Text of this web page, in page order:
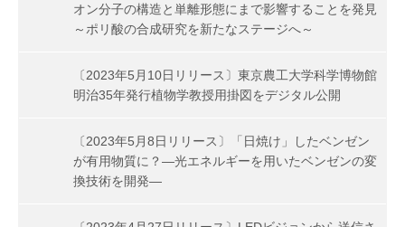
オン分子の構造と単離形態にまで影響することを発見
～ポリ酸の合成研究を新たなステージへ～
〔2023年5月10日リリース〕東京農工大学科学博物館
明治35年発行植物学教授用掛図をデジタル公開
〔2023年5月8日リリース〕「日焼け」したベンゼン
が有用物質に？―光エネルギーを用いたベンゼンの変
換技術を開発―